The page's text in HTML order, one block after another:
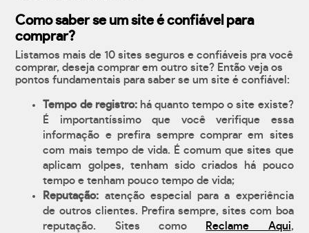
Como saber se um site é confiável para
comprar?
Listamos mais de 10 sites seguros e confiáveis pra você
comprar, deseja comprar em outro site? Então veja os
pontos fundamentais para saber se um site é confiável:
Tempo de registro:há quanto tempo o site existe?
É importantíssimo que você verifique essa
informação e prefira sempre comprar em sites
com mais tempo de vida. É comum que sites que
aplicam golpes, tenham sido criados há pouco
tempo e tenham pouco tempo de vida;
Reputação: atenção especial para a experiência
de outros clientes. Prefira sempre, sites com boa
reputação. Sites como
Reclame Aqui,